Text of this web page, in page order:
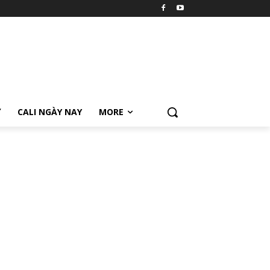
CALI NGÀY NAY MORE